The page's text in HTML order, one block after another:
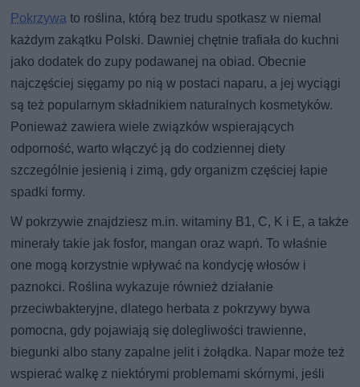
Pokrzywa to roślina, którą bez trudu spotkasz w niemal
każdym zakątku Polski. Dawniej chętnie trafiała do kuchni
jako dodatek do zupy podawanej na obiad. Obecnie
najczęściej sięgamy po nią w postaci naparu, a jej wyciągi
są też popularnym składnikiem naturalnych kosmetyków.
Ponieważ zawiera wiele związków wspierających
odporność, warto włączyć ją do codziennej diety
szczególnie jesienią i zimą, gdy organizm częściej łapie
spadki formy.
W pokrzywie znajdziesz m.in. witaminy B1, C, K i E, a także
minerały takie jak fosfor, mangan oraz wapń. To właśnie
one mogą korzystnie wpływać na kondycję włosów i
paznokci. Roślina wykazuje również działanie
przeciwbakteryjne, dlatego herbata z pokrzywy bywa
pomocna, gdy pojawiają się dolegliwości trawienne,
biegunki albo stany zapalne jelit i żołądka. Napar może też
wspierać walkę z niektórymi problemami skórnymi, jeśli